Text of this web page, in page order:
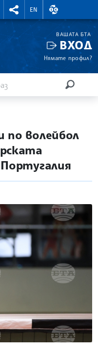
RIGHTMENU.SOCIAL
EN
ВАЛУТНИ
ВАШАТА БТА
ВХОД
Нямате профил?
по волейбол